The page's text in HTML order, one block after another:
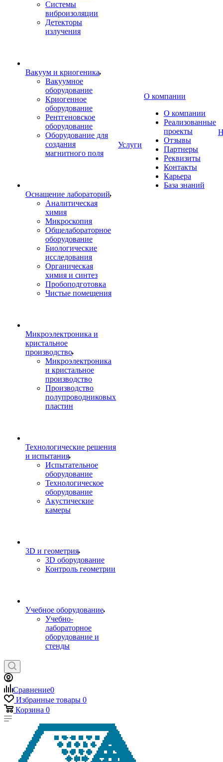
Системы
виброизоляции
Детекторы
излучения
Вакуум и криогеника
Вакуумное
оборудование
Криогенное
оборудование
Рентгеновское
оборудование
Оборудование для
создания
магнитного поля
Оснащение лабораторий
Аналитическая
химия
Микроскопия
Общелабораторное
оборудование
Биологические
исследования
Органическая
химия и синтез
Пробоподготовка
Чистые помещения
Микроэлектроника и
кристальное
производство
Микроэлектроника
и кристальное
производство
Производство
полупроводниковых
пластин
Технологические решения
и испытания
Испытательное
оборудование
Технологическое
оборудование
Акустические
камеры
3D и геометрия
3D оборудование
Контроль геометрии
Учебное оборудование
Учебно-
лабораторное
оборудование и
стенды
Услуги
О компании
О компании
Реализованные
проекты
Отзывы
Партнеры
Реквизиты
Контакты
Карьера
База знаний
Сравнение0
Избранные товары 0
Корзина 0